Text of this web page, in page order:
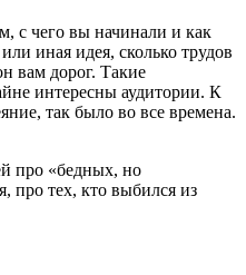
с чего вы начинали и как
иная идея, сколько трудов
вам дорог. Такие
интересны аудитории. К
так было во все времена.
про «бедных, но
про тех, кто выбился из